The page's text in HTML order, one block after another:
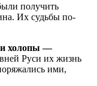
получить
Их судьбы по-
холопы —
Руси их жизнь
ими,